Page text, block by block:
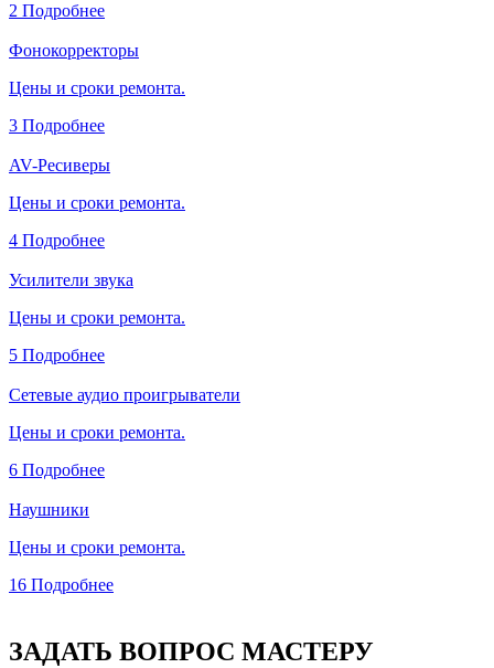
2 Подробнее
Фонокорректоры
Цены и сроки ремонта.
3 Подробнее
AV-Ресиверы
Цены и сроки ремонта.
4 Подробнее
Усилители звука
Цены и сроки ремонта.
5 Подробнее
Сетевые аудио проигрыватели
Цены и сроки ремонта.
6 Подробнее
Наушники
Цены и сроки ремонта.
16 Подробнее
ЗАДАТЬ ВОПРОС МАСТЕРУ